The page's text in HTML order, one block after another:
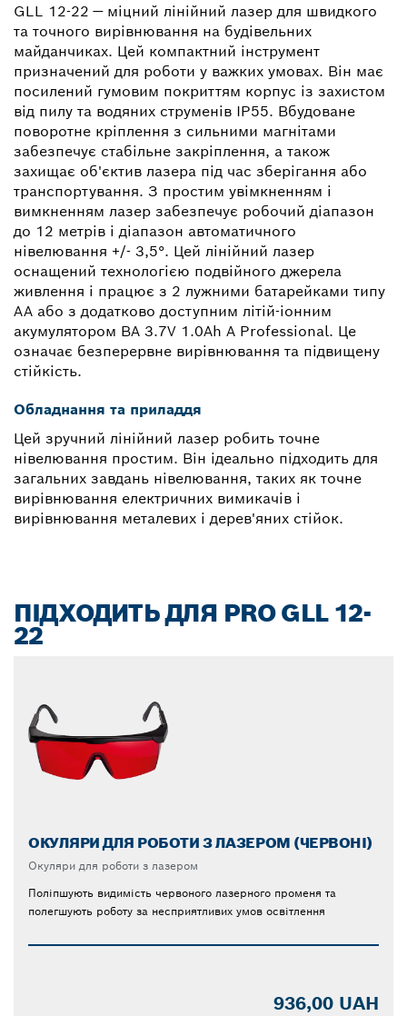
GLL 12-22 — міцний лінійний лазер для швидкого
та точного вирівнювання на будівельних
майданчиках. Цей компактний інструмент
призначений для роботи у важких умовах. Він має
посилений гумовим покриттям корпус із захистом
від пилу та водяних струменів IP55. Вбудоване
поворотне кріплення з сильними магнітами
забезпечує стабільне закріплення, а також
захищає об'єктив лазера під час зберігання або
транспортування. З простим увімкненням і
вимкненням лазер забезпечує робочий діапазон
до 12 метрів і діапазон автоматичного
нівелювання +/- 3,5°. Цей лінійний лазер
оснащений технологією подвійного джерела
живлення і працює з 2 лужними батарейками типу
AA або з додатково доступним літій-іонним
акумулятором BA 3.7V 1.0Ah A Professional. Це
означає безперервне вирівнювання та підвищену
стійкість.
Обладнання та приладдя
Цей зручний лінійний лазер робить точне
нівелювання простим. Він ідеально підходить для
загальних завдань нівелювання, таких як точне
вирівнювання електричних вимикачів і
вирівнювання металевих і дерев'яних стійок.
ПІДХОДИТЬ ДЛЯ PRO GLL 12-
22
ОКУЛЯРИ ДЛЯ РОБОТИ З ЛАЗЕРОМ (ЧЕРВОНІ)
Окуляри для роботи з лазером
Поліпшують видимість червоного лазерного променя та
полегшують роботу за несприятливих умов освітлення
936,00 UAH